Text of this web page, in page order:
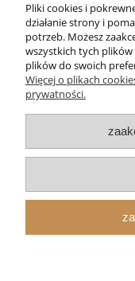
Pliki cookies i
działanie strony i
potrzeb. Możesz
wszystkich tych
plików do swoich
Więcej o plikach
prywatności.